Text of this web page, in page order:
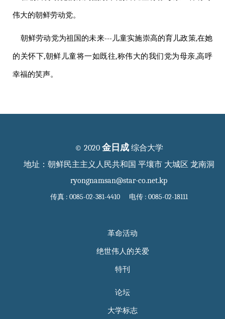
伟大的朝鲜劳动党。
朝鲜劳动党为祖国的未来---儿童实施崇高的育儿政策,在她
的关怀下,朝鲜儿童将一如既往,称伟大的我们党为母亲,高呼
幸福的笑声。
© 2020 金日成综合大学
地址：朝鲜民主主义人民共和国 平壤市 大城区 龙南洞
ryongnamsan@star-co.net.kp
传真 : 0085-02-381-4410 电传 : 0085-02-18111
革命活动
绝世伟人的关爱
特刊
论坛
大学标志